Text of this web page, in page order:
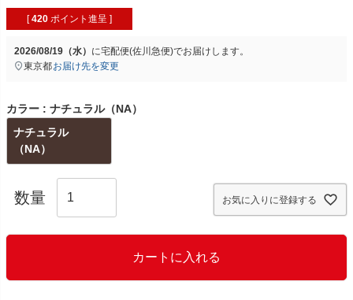
[ 420 ポイント進呈 ]
2026/08/19（水） に宅配便(佐川急便)でお届けします。
東京都お届け先を変更
カラー
ナチュラル（NA）
ナチュラル
（NA）
お気に入りに登録する
カートに入れる